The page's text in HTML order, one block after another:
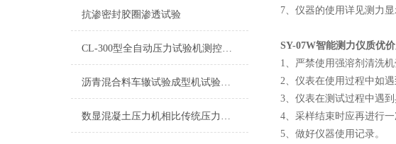
抗渗密封胶圈渗透试验
CL-300型全自动压力试验机测控系统厂家技术支持
沥青混合料车辙试验成型机试验步骤
数显混凝土压力机相比传统压力机有哪些优势？
7、仪器的使用详见测力显
SY-07W智能测力仪质优
1、严禁使用强溶剂清洗机
2、仪表在使用过程中如
3、仪表在测试过程中遇
4、采样结束时应再进行
5、做好仪器使用记录。